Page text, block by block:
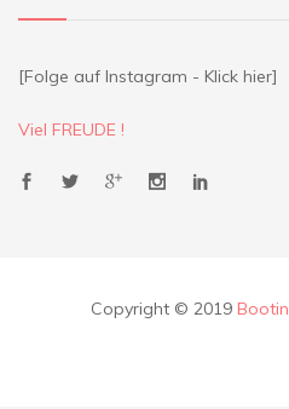
[Folge auf Instagram - Klick hier]
Viel FREUDE !
Copyright © 2019 Bootin